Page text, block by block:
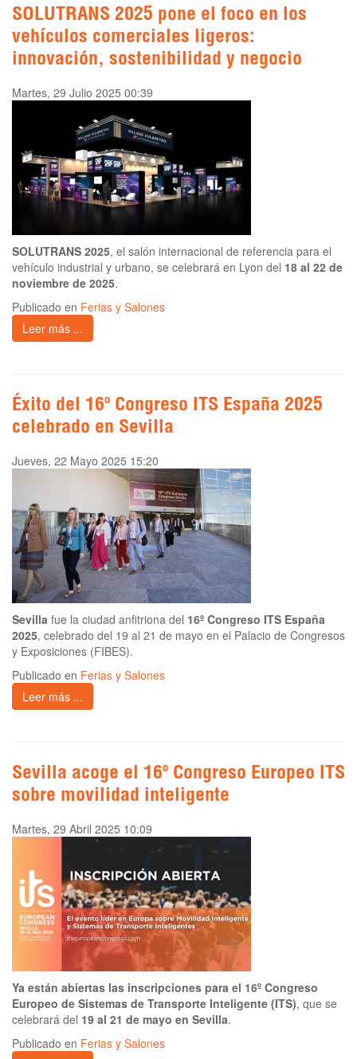
SOLUTRANS 2025 pone el foco en los
vehículos comerciales ligeros:
innovación, sostenibilidad y negocio
Martes, 29 Julio 2025 00:39
SOLUTRANS 2025, el salón internacional de referencia para el
vehículo industrial y urbano, se celebrará en Lyon del 18 al 22 de
noviembre de 2025.
Publicado en Ferias y Salones
Leer más ...
Éxito del 16º Congreso ITS España 2025
celebrado en Sevilla
Jueves, 22 Mayo 2025 15:20
Sevilla fue la ciudad anfitriona del 16º Congreso ITS España
2025, celebrado del 19 al 21 de mayo en el Palacio de Congresos
y Exposiciones (FIBES).
Publicado en Ferias y Salones
Leer más ...
Sevilla acoge el 16º Congreso Europeo ITS
sobre movilidad inteligente
Martes, 29 Abril 2025 10:09
Ya están abiertas las inscripciones para el 16º Congreso
Europeo de Sistemas de Transporte Inteligente (ITS), que se
celebrará del 19 al 21 de mayo en Sevilla.
Publicado en Ferias y Salones